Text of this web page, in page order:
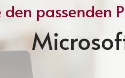
den passenden